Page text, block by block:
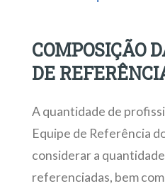
COMPOSIÇÃO
DE
A quantidade de
Equipe de Referência
considerar a
referenciadas, bem